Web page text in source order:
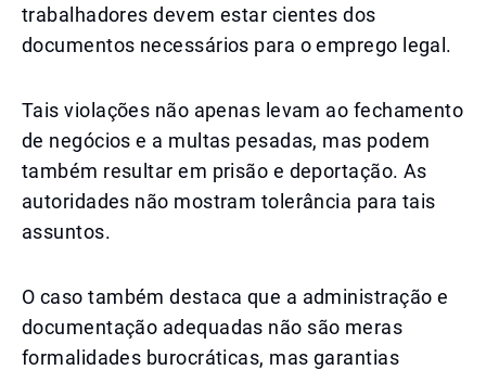
trabalhadores devem estar cientes dos
documentos necessários para o emprego legal.
Tais violações não apenas levam ao fechamento
de negócios e a multas pesadas, mas podem
também resultar em prisão e deportação. As
autoridades não mostram tolerância para tais
assuntos.
O caso também destaca que a administração e
documentação adequadas não são meras
formalidades burocráticas, mas garantias